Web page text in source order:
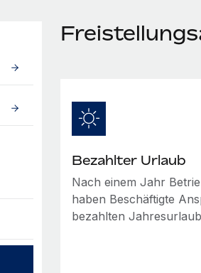
Bezahlter Urlaub
Nach einem Jahr
haben Beschäftigte
bezahlten